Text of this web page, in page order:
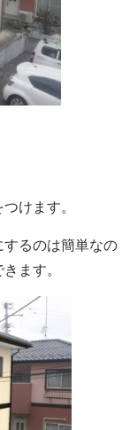
けます。
るのは簡単なの
ます。